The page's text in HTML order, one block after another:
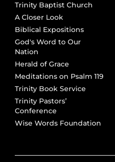
Trinity Baptist Church
A Closer Look
Biblical Expositions
God's Word to Our
Nation
Herald of Grace
Meditations on Psalm 119
Trinity Book Service
Trinity Pastors’
Conference
Wise Words Foundation